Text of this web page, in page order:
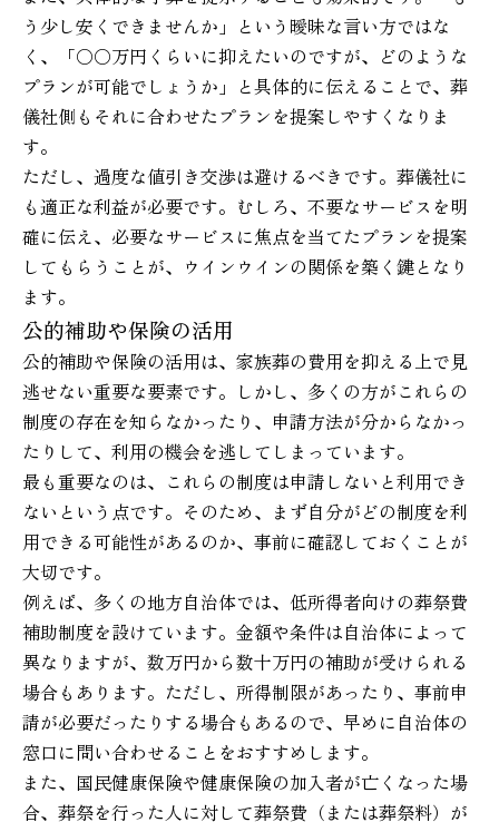
う少し安くできませんか」という曖昧な言い方ではな
く、「○○万円くらいに抑えたいのですが、どのような
プランが可能でしょうか」と具体的に伝えることで、葬
儀社側もそれに合わせたプランを提案しやすくなりま
す。
ただし、過度な値引き交渉は避けるべきです。葬儀社に
も適正な利益が必要です。むしろ、不要なサービスを明
確に伝え、必要なサービスに焦点を当てたプランを提案
してもらうことが、ウインウインの関係を築く鍵となり
ます。
公的補助や保険の活用
公的補助や保険の活用は、家族葬の費用を抑える上で見
逃せない重要な要素です。しかし、多くの方がこれらの
制度の存在を知らなかったり、申請方法が分からなかっ
たりして、利用の機会を逃してしまっています。
最も重要なのは、これらの制度は申請しないと利用でき
ないという点です。そのため、まず自分がどの制度を利
用できる可能性があるのか、事前に確認しておくことが
大切です。
例えば、多くの地方自治体では、低所得者向けの葬祭費
補助制度を設けています。金額や条件は自治体によって
異なりますが、数万円から数十万円の補助が受けられる
場合もあります。ただし、所得制限があったり、事前申
請が必要だったりする場合もあるので、早めに自治体の
窓口に問い合わせることをおすすめします。
また、国民健康保険や健康保険の加入者が亡くなった場
合、葬祭を行った人に対して葬祭費（または葬祭料）が